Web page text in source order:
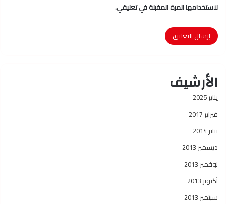
لاستخدامها المرة المقبلة في تعليقي.
الأرشيف
يناير 2025
فبراير 2017
يناير 2014
ديسمبر 2013
نوفمبر 2013
أكتوبر 2013
سبتمبر 2013